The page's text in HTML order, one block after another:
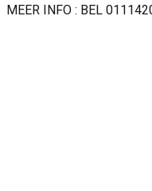
MEER INFO : BEL